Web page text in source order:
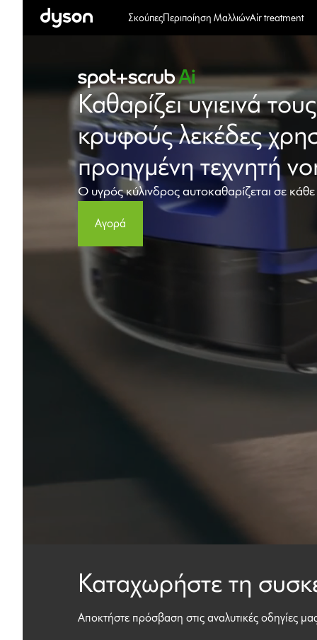
ΣκούπεςΠεριποίηση ΜαλλιώνAir treatment
Καθαρίζει υγιεινά τους
κρυφούς λεκέδες
προηγμένη τεχνητή
Ο υγρός κύλινδρος αυτοκαθαρίζεται σε
Αγορά
Καταχωρήστε τη
Αποκτήστε πρόσβαση στις αναλυτικές οδηγίες